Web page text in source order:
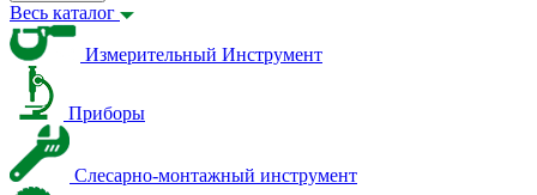
Весь каталог
Измерительный Инструмент
Приборы
Слесарно-монтажный инструмент